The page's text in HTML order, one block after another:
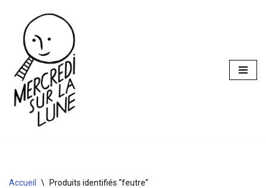
Aller
contenu
Accueil \ Produits identifiés “feutre”